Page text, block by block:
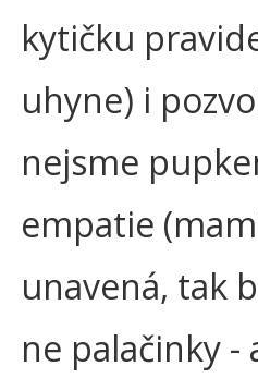
kytičku
uhyne) i
nejsme
empatie
unavená, tak
ne palačinky -